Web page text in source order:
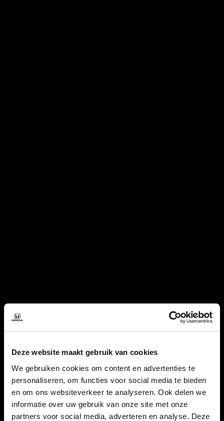
Deze website maakt gebruik van cookies
We gebruiken cookies om content en advertenties te
personaliseren, om functies voor social media te bieden
en om ons websiteverkeer te analyseren. Ook delen we
informatie over uw gebruik van onze site met onze
partners voor social media, adverteren en analyse. Deze